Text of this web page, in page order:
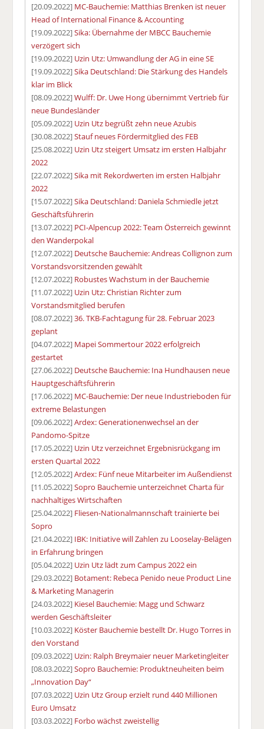
[20.09.2022] MC-Bauchemie: Matthias Brenken ist neuer
Head of International Finance & Accounting
[19.09.2022]Sika: Übernahme der MBCC Bauchemie
verzögert sich
[19.09.2022] Uzin Utz: Umwandlung der AG in eine SE
[19.09.2022]Sika Deutschland: Die Stärkung des Handels
klar im Blick
[08.09.2022]Wulff: Dr. Uwe Hong übernimmt Vertrieb für
neue Bundesländer
[05.09.2022] Uzin Utz begrüßt zehn neue Azubis
[30.08.2022]Stauf neues Fördermitglied des FEB
[25.08.2022] Uzin Utz steigert Umsatz im ersten Halbjahr
2022
[22.07.2022]Sika mit Rekordwerten im ersten Halbjahr
2022
[15.07.2022]Sika Deutschland: Daniela Schmiedle jetzt
Geschäftsführerin
[13.07.2022] PCI-Alpencup 2022: Team Österreich gewinnt
den Wanderpokal
[12.07.2022] Deutsche Bauchemie: Andreas Collignon zum
Vorstandsvorsitzenden gewählt
[12.07.2022] Robustes Wachstum in der Bauchemie
[11.07.2022] Uzin Utz: Christian Richter zum
Vorstandsmitglied berufen
[08.07.2022]36. TKB-Fachtagung für 28. Februar 2023
geplant
[04.07.2022] Mapei Sommertour 2022 erfolgreich
gestartet
[27.06.2022] Deutsche Bauchemie: Ina Hundhausen neue
Hauptgeschäftsführerin
[17.06.2022] MC-Bauchemie: Der neue Industrieboden für
extreme Belastungen
[09.06.2022]Ardex: Generationenwechsel an der
Pandomo-Spitze
[17.05.2022] Uzin Utz verzeichnet Ergebnisrückgang im
ersten Quartal 2022
[12.05.2022]Ardex: Fünf neue Mitarbeiter im Außendienst
[11.05.2022]Sopro Bauchemie unterzeichnet Charta für
nachhaltiges Wirtschaften
[25.04.2022] Fliesen-Nationalmannschaft trainierte bei
Sopro
[21.04.2022] IBK: Initiative will Zahlen zu Looselay-Belägen
in Erfahrung bringen
[05.04.2022] Uzin Utz lädt zum Campus 2022 ein
[29.03.2022] Botament: Rebeca Penido neue Product Line
& Marketing Managerin
[24.03.2022] Kiesel Bauchemie: Magg und Schwarz
werden Geschäftsleiter
[10.03.2022] Köster Bauchemie bestellt Dr. Hugo Torres in
den Vorstand
[09.03.2022] Uzin: Ralph Breymaier neuer Marketingleiter
[08.03.2022]Sopro Bauchemie: Produktneuheiten beim
„Innovation Day“
[07.03.2022] Uzin Utz Group erzielt rund 440 Millionen
Euro Umsatz
[03.03.2022] Forbo wächst zweistellig